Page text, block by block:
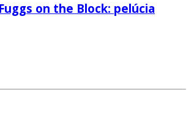
on the Block: pelúcia